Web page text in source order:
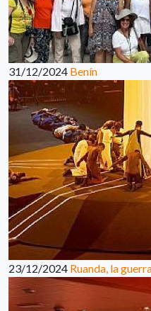
31/12/2024 Benín
23/12/2024 Ruanda, la